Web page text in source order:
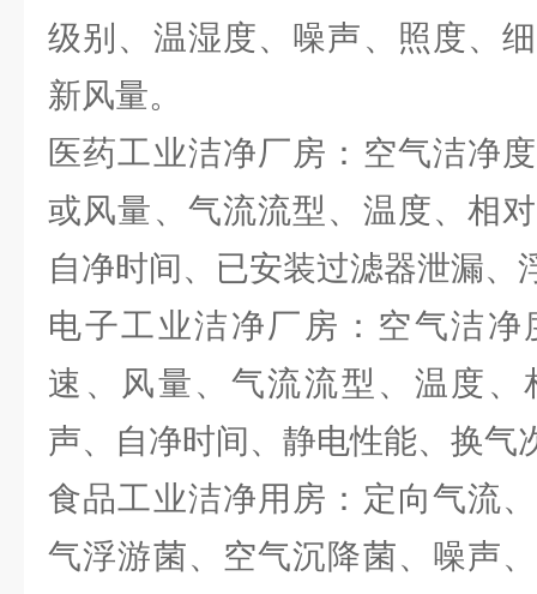
级别、温湿度、噪声、照度、
新风量。
医药工业洁净厂房：空气洁净
或风量、气流流型、温度、相
自净时间、已安装过滤器泄漏、
电子工业洁净厂房：空气洁
速、风量、气流流型、温度
声、自净时间、静电性能、换气
食品工业洁净用房：定向气流
气浮游菌、空气沉降菌、噪声